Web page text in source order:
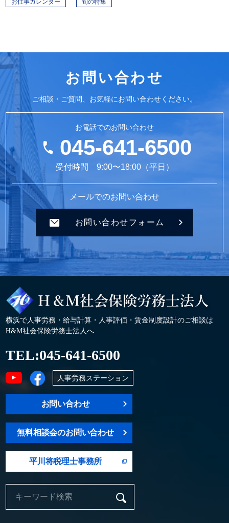
お仕事カレンダー 旬の特集
お問い合わせ
ご相談・ご質問、お気軽にお問い合わせください。
お電話でのお問い合わせ
045-641-6500
受付時間 9:00〜18:00（平日）
メールでのお問い合わせ
お問い合わせフォーム
横浜で人事労務・給与計算・人事評価・賃金制度設計のご相談は
H&M社会保険労務士法人へ
TEL:045-641-6500
人事労務ステーション
お問い合わせ
無料相談会のお問い合わせ
平川将税理士事務所